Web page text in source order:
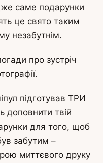
саме подарунки
це свято таким
незабутнім.
про зустріч
підготував ТРИ
доповнити твій
для того, щоб
забутим –
миттєвого друку